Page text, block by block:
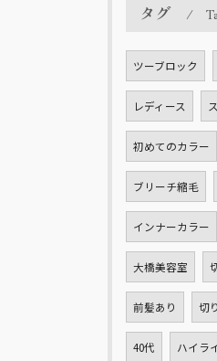
タグ
ツーブロック
レディース
初めてのカラー
ブリーチ縮毛
インナーカラー
大橋美容室
前髪あり 切
40代 ハイラ